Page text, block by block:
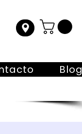
Blog